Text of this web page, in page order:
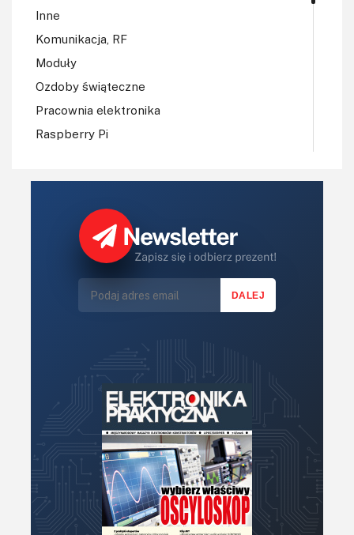
Inne
Komunikacja, RF
Moduły
Ozdoby świąteczne
Pracownia elektronika
Raspberry Pi
Robotyka
Sterowniki silników
Technika μP, μC, PLD
Termometry i termostaty